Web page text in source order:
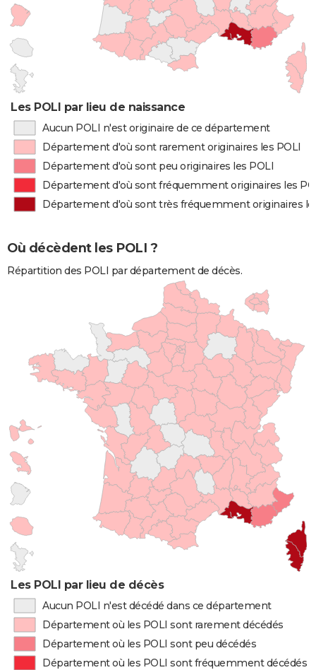
Les POLI par lieu de naissance
Aucun POLI n'est originaire de ce département
Département d'où sont rarement originaires les POLI
Département d'où sont peu originaires les POLI
Département d'où sont fréquemment originaires les
Département d'où sont très fréquemment originaires
Où décèdent les POLI ?
Répartition des POLI par département de décès.
Les POLI par lieu de décès
Aucun POLI n'est décédé dans ce département
Département où les POLI sont rarement décédés
Département où les POLI sont peu décédés
Département où les POLI sont fréquemment décédés